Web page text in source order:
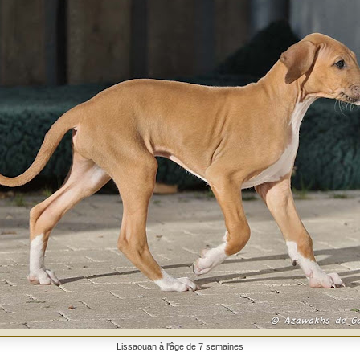
Lissaouan à l'âge de 7 semaines